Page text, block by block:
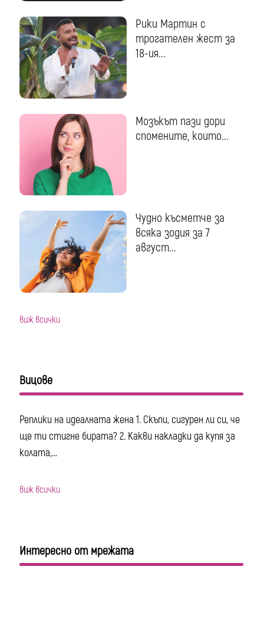
Рики Мартин с
трогателен жест за
18-ия...
Мозъкът пази дори
спомените, които...
Чудно късметче за
всяка зодия за 7
август...
виж всички
Вицове
Реплики на идеалната жена 1. Скъпи, сигурен ли си, че
ще ти стигне бирата? 2. Какви накладки да купя за
колата,...
виж всички
Интересно от мрежата